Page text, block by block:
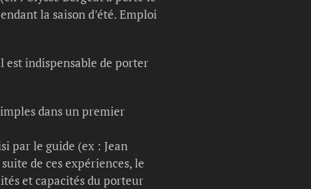
la saison d’été. Emploi
est indispensable de porter
dans un premier
par le guide (ex : Jean
de ces expériences, le
et capacités du porteur